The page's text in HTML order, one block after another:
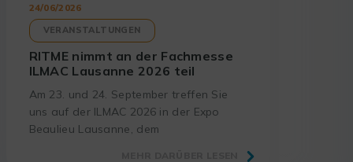
24/06/2026
VERANSTALTUNGEN
RITME nimmt an der Fachmesse
ILMAC Lausanne 2026 teil
Am 23. und 24. September treffen Sie
uns auf der ILMAC 2026 in der Expo
Beaulieu Lausanne, dem